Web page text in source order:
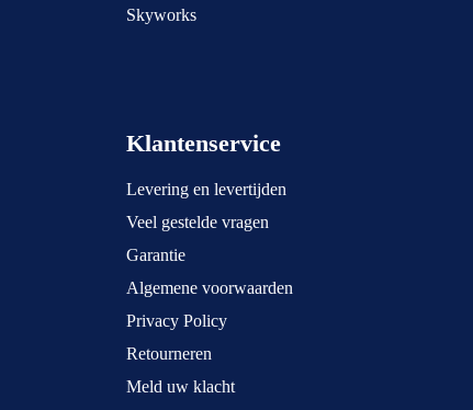
Skyworks
Klantenservice
Levering en levertijden
Veel gestelde vragen
Garantie
Algemene voorwaarden
Privacy Policy
Retourneren
Meld uw klacht